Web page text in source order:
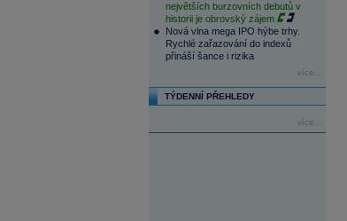
největších burzovních debutů v
historii je obrovský zájem
Nová vlna mega IPO hýbe trhy.
Rychlé zařazování do indexů
přináší šance i rizika
více...
TÝDENNÍ PŘEHLEDY
více...